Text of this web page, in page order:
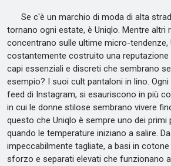
Se c'è un marchio di moda di alta
tornano ogni estate, è Uniqlo. Mentre altri
concentrano sulle ultime micro-tendenze,
costantemente costruito una reputazione
capi essenziali e discreti che sembrano
esempio? I suoi cult pantaloni in lino.
feed di Instagram, si esauriscono in più
in cui le donne stilose sembrano vivere
questo che Uniqlo è sempre uno dei
quando le temperature iniziano a salire.
impeccabilmente tagliate, a basi in
sforzo e separati elevati che funzionano